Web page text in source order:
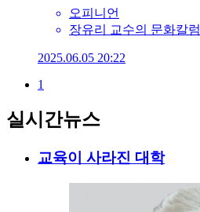
오피니언
장유리 교수의 문화칼럼
2025.06.05 20:22
1
실시간뉴스
교육이 사라진 대학